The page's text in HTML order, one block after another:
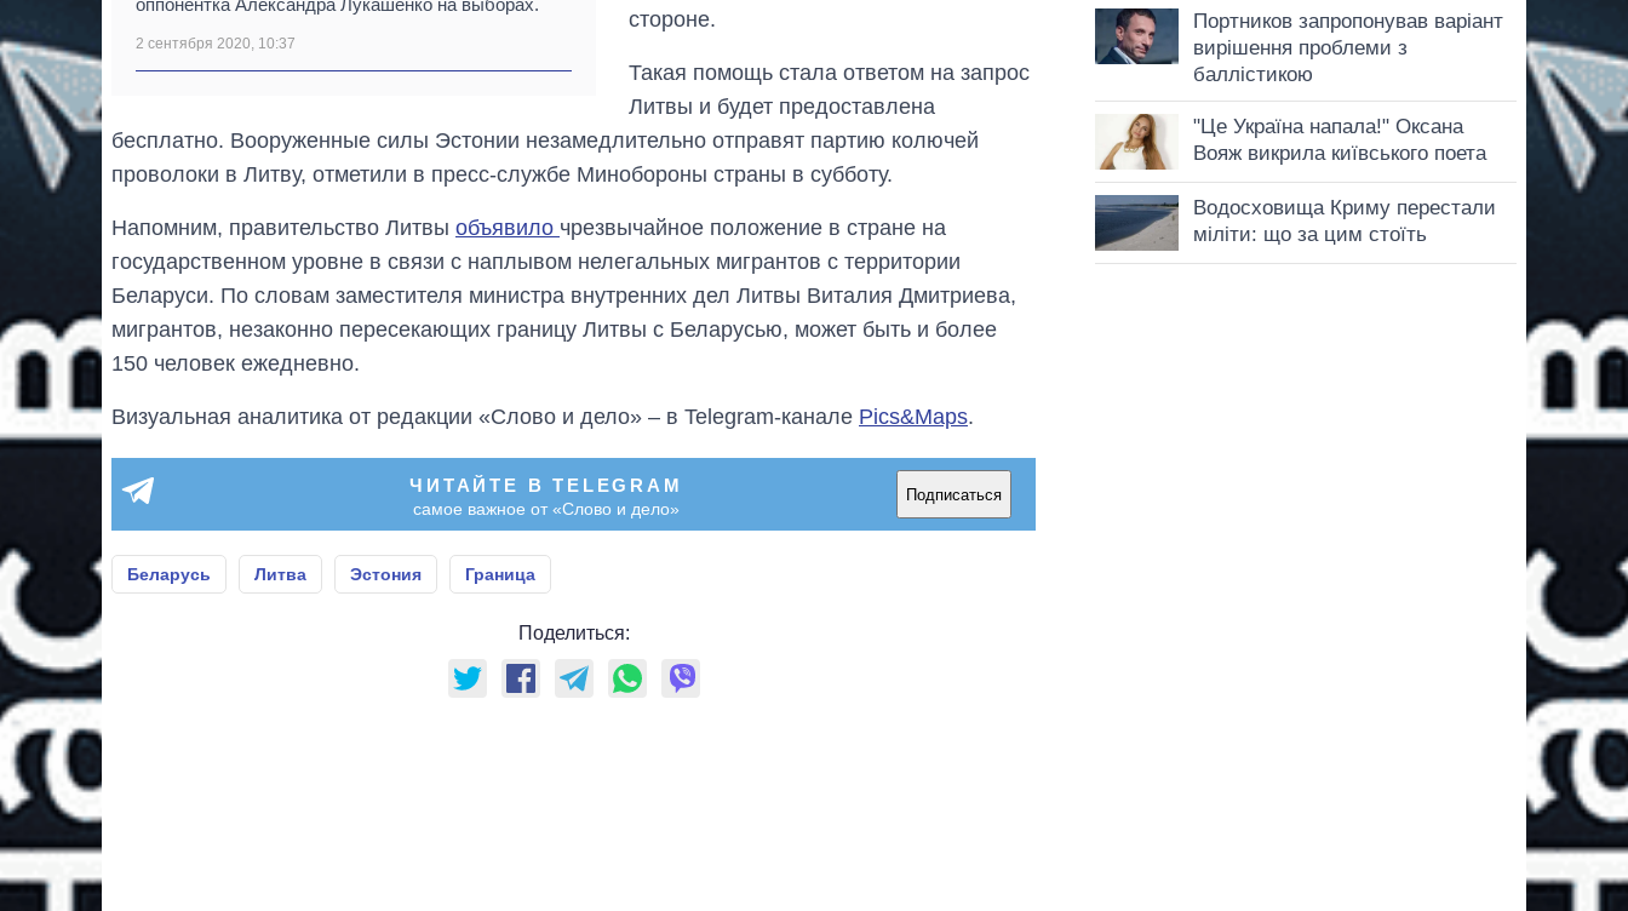
оппонентка Александра Лукашенко на выборах.
2 сентября 2020, 10:37
стороне.
Такая помощь стала ответом на запрос
Литвы и будет предоставлена ​​
бесплатно. Вооруженные силы Эстонии незамедлительно отправят партию колючей
проволоки в Литву, отметили в пресс-службе Минобороны страны в субботу.
Напомним, правительство Литвы объявило чрезвычайное положение в стране на
государственном уровне в связи с наплывом нелегальных мигрантов с территории
Беларуси. По словам заместителя министра внутренних дел Литвы Виталия Дмитриева,
мигрантов, незаконно пересекающих границу Литвы с Беларусью, может быть и более
150 человек ежедневно.
Визуальная аналитика от редакции «Слово и дело» – в Telegram-канале Pics&Maps.
ЧИТАЙТЕ В TELEGRAM
самое важное от «Слово и дело»
Подписаться
Беларусь Литва Эстония Граница
Поделиться: